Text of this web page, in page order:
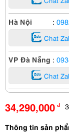
Hà Nội :
Chat
VP Đà Nẵng :
Chat
34,290,000 đ
Thông tin sản